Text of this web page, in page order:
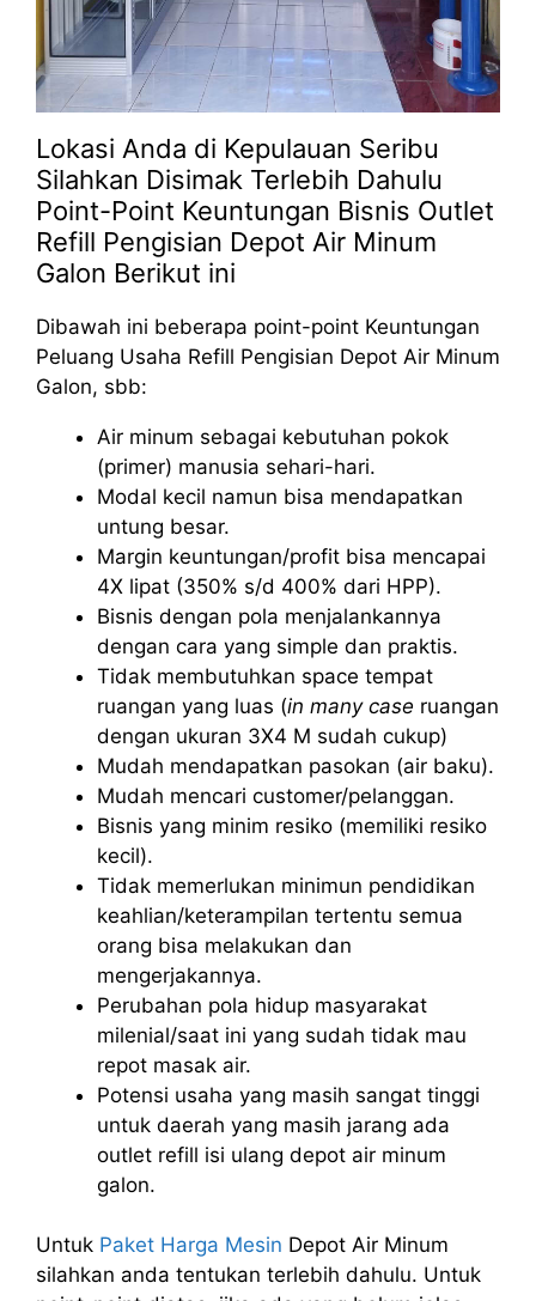
Lokasi Anda di Kepulauan Seribu
Silahkan Disimak Terlebih Dahulu
Point-Point Keuntungan Bisnis Outlet
Refill Pengisian Depot Air Minum
Galon Berikut ini
Dibawah ini beberapa point-point Keuntungan
Peluang Usaha Refill Pengisian Depot Air Minum
Galon, sbb:
Air minum sebagai kebutuhan pokok
(primer) manusia sehari-hari.
Modal kecil namun bisa mendapatkan
untung besar.
Margin keuntungan/profit bisa mencapai
4X lipat (350% s/d 400% dari HPP).
Bisnis dengan pola menjalankannya
dengan cara yang simple dan praktis.
Tidak membutuhkan space tempat
ruangan yang luas (in many case ruangan
dengan ukuran 3X4 M sudah cukup)
Mudah mendapatkan pasokan (air baku).
Mudah mencari customer/pelanggan.
Bisnis yang minim resiko (memiliki resiko
kecil).
Tidak memerlukan minimun pendidikan
keahlian/keterampilan tertentu semua
orang bisa melakukan dan
mengerjakannya.
Perubahan pola hidup masyarakat
milenial/saat ini yang sudah tidak mau
repot masak air.
Potensi usaha yang masih sangat tinggi
untuk daerah yang masih jarang ada
outlet refill isi ulang depot air minum
galon.
Untuk Paket Harga Mesin Depot Air Minum
silahkan anda tentukan terlebih dahulu. Untuk